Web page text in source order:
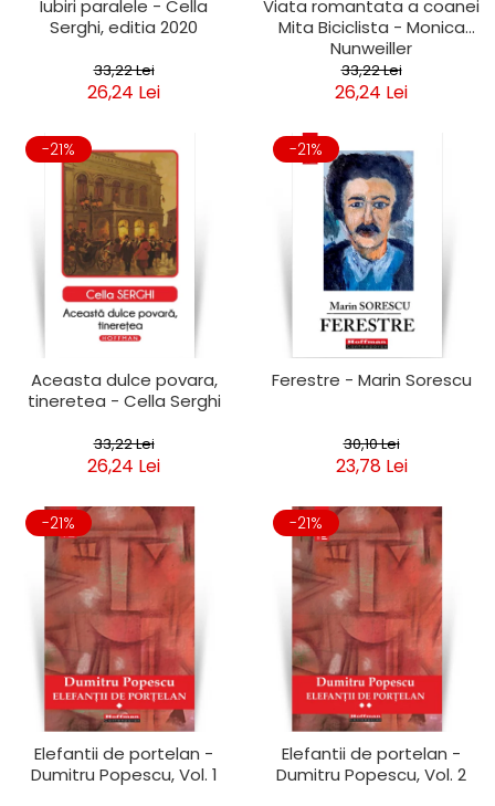
Iubiri paralele - Cella
Serghi, editia 2020
33,22 Lei
26,24 Lei
Viata romantata a coanei
Mita Biciclista - Monica
Nunweiller
33,22 Lei
26,24 Lei
-21%
Aceasta dulce povara,
tineretea - Cella Serghi
33,22 Lei
26,24 Lei
-21%
Ferestre - Marin Sorescu
30,10 Lei
23,78 Lei
-21%
Elefantii de portelan -
Dumitru Popescu, Vol. 1
-21%
Elefantii de portelan -
Dumitru Popescu, Vol. 2